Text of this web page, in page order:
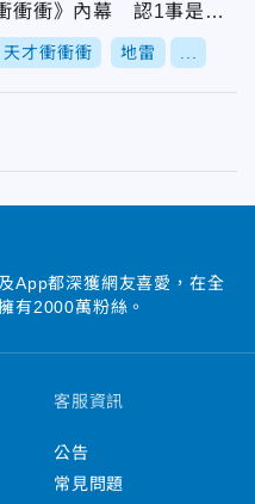
衝衝》內幕 認1事是
天才衝衝衝 地雷
App都深獲網友喜愛，在全
有2000萬粉絲。
客服資訊
公告
常見問題